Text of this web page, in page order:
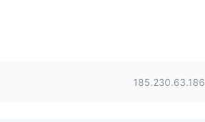
185.230.63.186